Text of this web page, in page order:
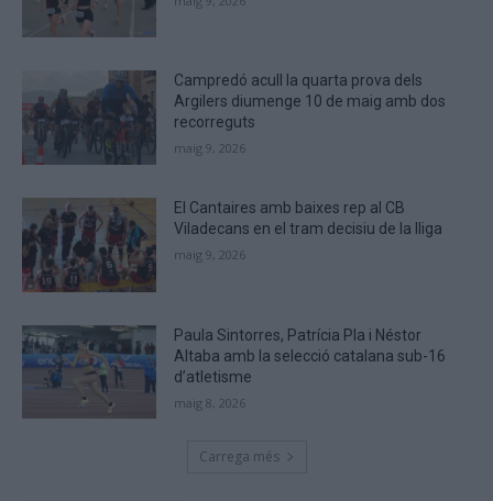
you
Campredó acull la quarta prova dels
Argilers diumenge 10 de maig amb dos
recorreguts
maig 9, 2026
El Cantaires amb baixes rep al CB
Viladecans en el tram decisiu de la lliga
maig 9, 2026
Paula Sintorres, Patrícia Pla i Néstor
Altaba amb la selecció catalana sub-16
d’atletisme
maig 8, 2026
Carrega més